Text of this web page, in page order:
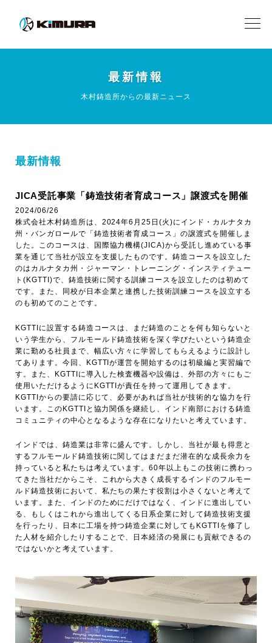
最新情報
木村鋳造所からの最新ニュース
最新情報
JICA受託事業「鋳造技術者育成コース」譲渡式を開催
2024/06/26
株式会社木村鋳造所は、2024年6月25日(火)にインド・カルナタカ
州・バンガロールで「鋳造技術者育成コース」の譲渡式を開催しま
した。このコースは、国際協力機構(JICA)から受託し進めている事
業を通じて当社が設立を支援したものです。鋳造コースを設立した
のはカルナタカ州・ジャーマン・トレーニング・インスティテュー
ト(KGTTI)で、鋳造技術に関する訓練コースを設立したのは初めて
です。また、同校が日本企業と連携した技術訓練コースを設立する
のも初めてのことです。
KGTTIに設置する鋳造コースは、まだ鋳造のことを何も知らないと
いう学生から、フルモールド鋳造技術を深く学びたいという鋳造企
業に勤める社員まで、幅広い方々に学習してもらえるように設計し
てあります。今回、KGTTIが運営を開始するのは初級編と実習編で
す。また、KGTTIに導入した検査機器や設備は、外部の方々にもご
使用いただけるようにKGTTIが責任を持って運用してきます。
KGTTIからの要請に応じて、必要があれば当社が技術的な協力を行
います。このKGTTIと協力関係を継続し、インド南部における鋳造
コミュニティの中心となるような存在になりたいと考えています。
インドでは、鋳造業は非常に盛んです。しかし、当社が最も得意と
するフルモールド鋳造技術に関してはまだまだ潜在的な成長余力を
持っていると私たちは考えています。60年以上もこの技術に携わっ
てきた当社だからこそ、これから大きく成長するインドのフルモー
ルド鋳造技術において、私たちの果たす役割は小さくないと考えて
います。また、インドのためにだけではなく、インドに進出してい
る、もしくはこれから進出してくる日系企業に対して鋳造技術支援
を行ったり、日本に工場を持つ鋳造企業に対してもKGTTIを修了し
た人材を紹介したりすることで、日本経済の発展にも貢献できるの
ではないかと考えています。